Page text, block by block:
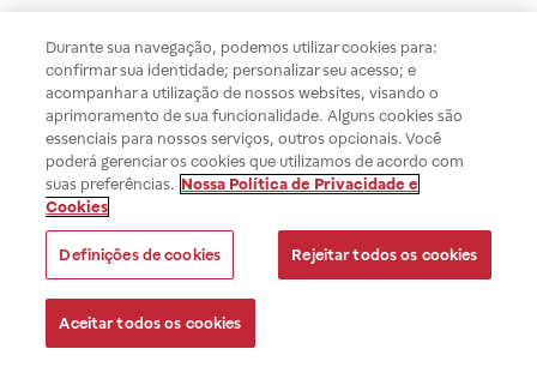
Durante sua navegação, podemos utilizar cookies para:
confirmar sua identidade; personalizar seu acesso; e
acompanhar a utilização de nossos websites, visando o
aprimoramento de sua funcionalidade. Alguns cookies são
essenciais para nossos serviços, outros opcionais. Você
poderá gerenciar os cookies que utilizamos de acordo com
suas preferências. Nossa Política de Privacidade e
Cookies
Definições de cookies Rejeitar todos os cookies
Aceitar todos os cookies